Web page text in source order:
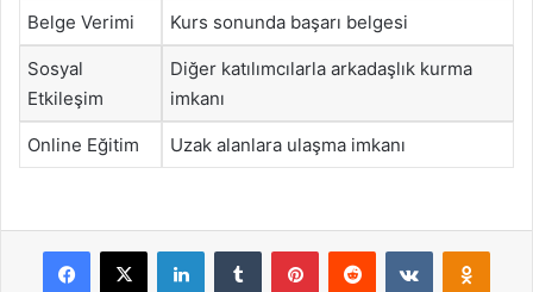
Belge Verimi Kurs sonunda başarı belgesi
Sosyal
Etkileşim
Diğer katılımcılarla arkadaşlık kurma
imkanı
Online Eğitim Uzak alanlara ulaşma imkanı
Facebook
X LinkedInTumblr PinterestReddit VKontakte